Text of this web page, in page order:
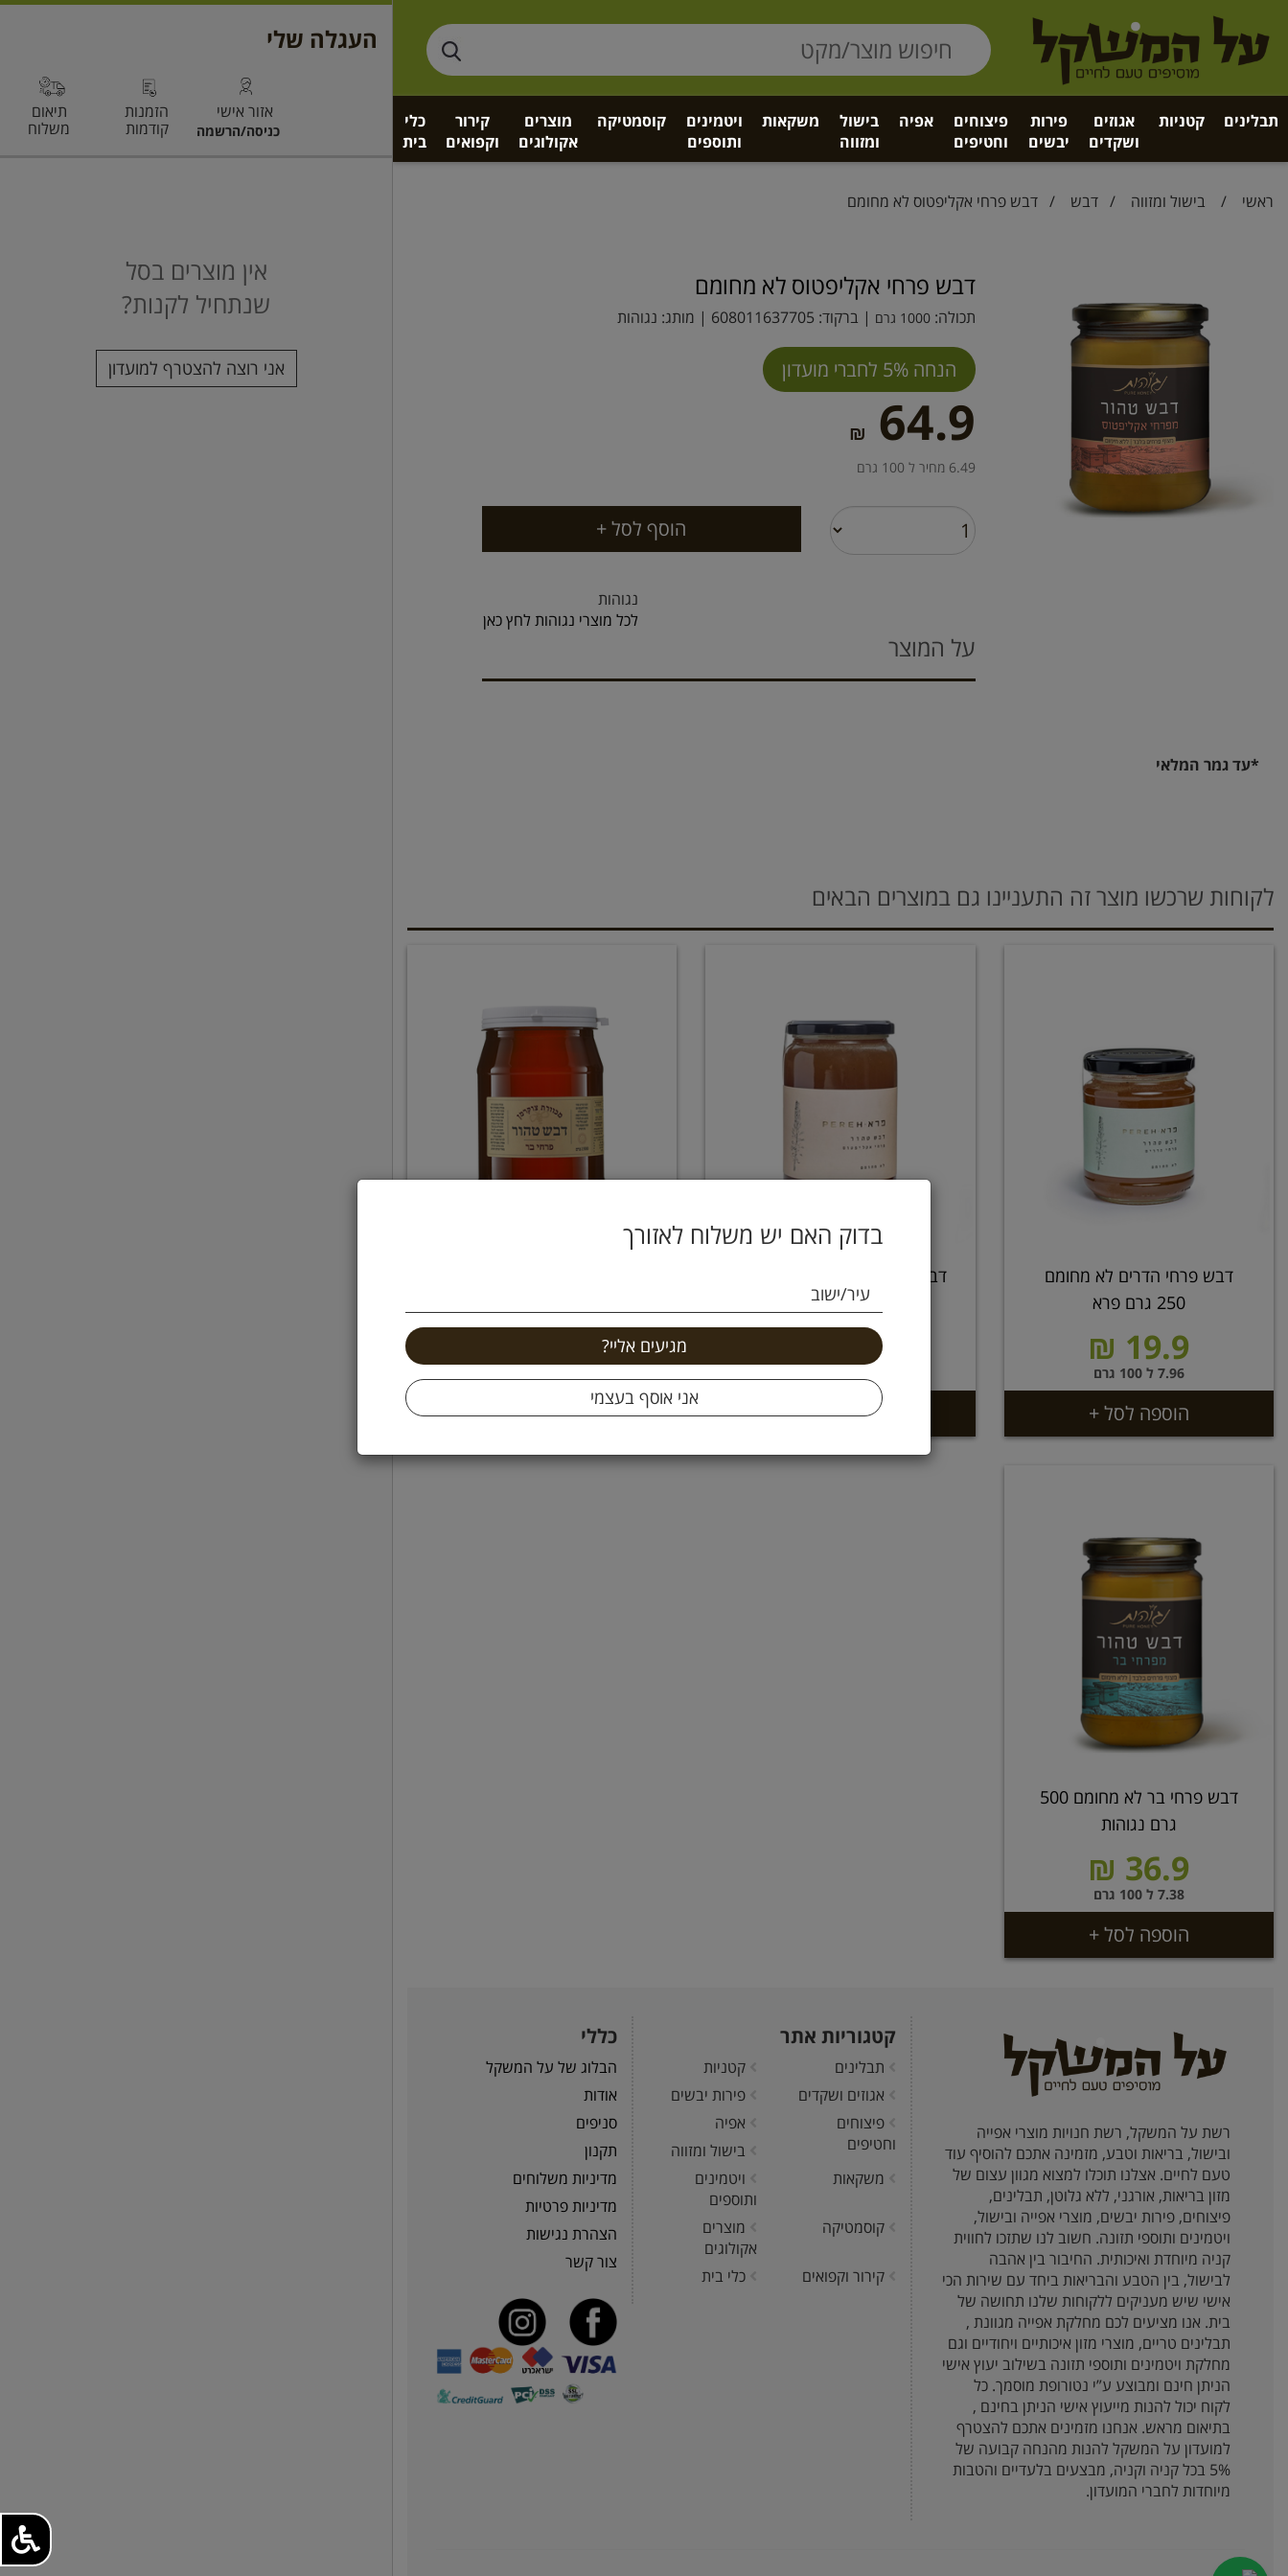
בדוק האם יש משלוח לאזורך
עיר/ישוב
תבלינים קטניות
אגוזים
ושקדים
פירות
יבשים
פיצוחים
וחטיפים
אפיה
בישול
ומזווה
משקאות
ויטמינים
ותוספים
קוסמטיקה
מוצרים
אקולוגים
קירור
וקפואים
כלי
בית
ראשי / בישול ומזווה / דבש / דבש פרחי אקליפטוס לא מחומם
דבש פרחי אקליפטוס לא מחומם
תכולה:1000 גרם | ברקוד: 608011637705 | מותג: נגוהות
הנחה 5% לחברי מועדון
64.9
₪
6.49 מחיר ל 100 גרם
נגוהות
לכל מוצרי נגוהות לחץ כאן
על המוצר
*עד גמר המלאי
לקוחות שרכשו מוצר זה התעניינו גם במוצרים הבאים
דבש פרחי הדרים לא מחומם
250 גרם פרא
19.9 ₪
7.96 ל 100 גרם
הוספה לסל +
דבש פרחי אקליפטוס לא מחומם
1 ק"ג פרא
64.9 ₪
הוספה לסל + הוספה לסל +
דבש פרחי בר לא מחומם 500
גרם נגוהות
36.9 ₪
7.38 ל 100 גרם
הוספה לסל +
רשת על המשקל, רשת חנויות מוצרי אפייה
ובישול, בריאות וטבע, מזמינה אתכם להוסיף עוד
טעם לחיים. אצלנו תוכלו למצוא מגוון עצום של
מזון בריאות, אורגני, ללא גלוטן, תבלינים,
פיצוחים, פירות יבשים, מוצרי אפייה ובישול,
ויטמינים ותוספי תזונה. חשוב לנו שתזכו לחווית
קניה מיוחדת ואיכותית. החיבור בין אהבה
לבישול, בין הטבע והבריאות ביחד עם שירות הכי
אישי שיש מעניקים ללקוחות שלנו תחושה של
בית. אנו מציעים לכם מחלקת אפייה מגוונת ,
תבלינים טריים, מוצרי מזון איכותיים ויחודיים וגם
מחלקת ויטמינים ותוספי תזונה בשילוב יעוץ אישי
הניתן חינם ומבוצע ע”י נטורופת מוסמך. כל
לקוח יכול להנות מייעוץ אישי הניתן בחינם ,
בתיאום מראש. אנחנו מזמינים אתכם להצטרף
למועדון על המשקל להנות מהנחה קבועה של
5% בכל קניה וקניה, מבצעים בלעדיים והטבות
מיוחדות לחברי המועדון.
קטגוריות אתר
תבלינים
קטניות
אגוזים ושקדים
פירות יבשים
פיצוחים
וחטיפים
אפיה
בישול ומזווה
משקאות
ויטמינים
ותוספים
קוסמטיקה
מוצרים
אקולוגים
קירור וקפואים
כלי בית
כללי
הבלוג של על המשקל
אודות
סניפים
תקנון
מדיניות משלוחים
מדיניות פרטיות
הצהרת נגישות
צור קשר